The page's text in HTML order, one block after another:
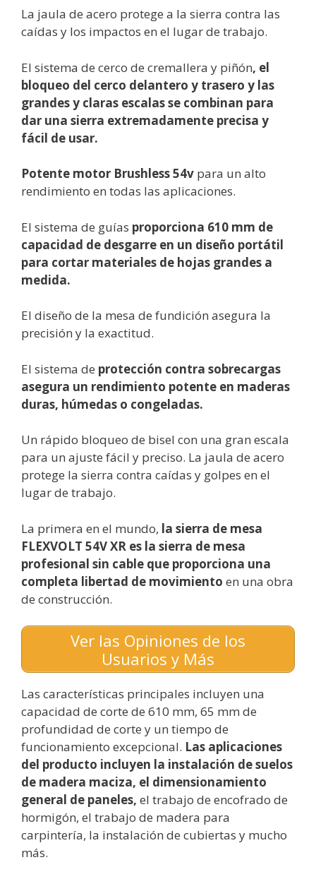
La jaula de acero protege a la sierra contra las
caídas y los impactos en el lugar de trabajo.
El sistema de cerco de cremallera y piñón, el
bloqueo del cerco delantero y trasero y las
grandes y claras escalas se combinan para
dar una sierra extremadamente precisa y
fácil de usar.
Potente motor Brushless 54v para un alto
rendimiento en todas las aplicaciones.
El sistema de guías proporciona 610 mm de
capacidad de desgarre en un diseño portátil
para cortar materiales de hojas grandes a
medida.
El diseño de la mesa de fundición asegura la
precisión y la exactitud.
El sistema de protección contra sobrecargas
asegura un rendimiento potente en maderas
duras, húmedas o congeladas.
Un rápido bloqueo de bisel con una gran escala
para un ajuste fácil y preciso. La jaula de acero
protege la sierra contra caídas y golpes en el
lugar de trabajo.
La primera en el mundo, la sierra de mesa
FLEXVOLT 54V XR es la sierra de mesa
profesional sin cable que proporciona una
completa libertad de movimiento en una obra
de construcción.
Ver las Opiniones de los
Usuarios y Más
Las características principales incluyen una
capacidad de corte de 610 mm, 65 mm de
profundidad de corte y un tiempo de
funcionamiento excepcional. Las aplicaciones
del producto incluyen la instalación de suelos
de madera maciza, el dimensionamiento
general de paneles, el trabajo de encofrado de
hormigón, el trabajo de madera para
carpintería, la instalación de cubiertas y mucho
más.